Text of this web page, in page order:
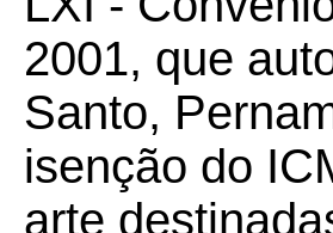
2001, que
Santo,
isenção do
arte